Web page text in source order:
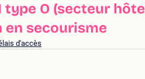
type O (secteur
secourisme
d'accès